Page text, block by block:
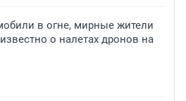
в огне, мирные жители
о налетах дронов на